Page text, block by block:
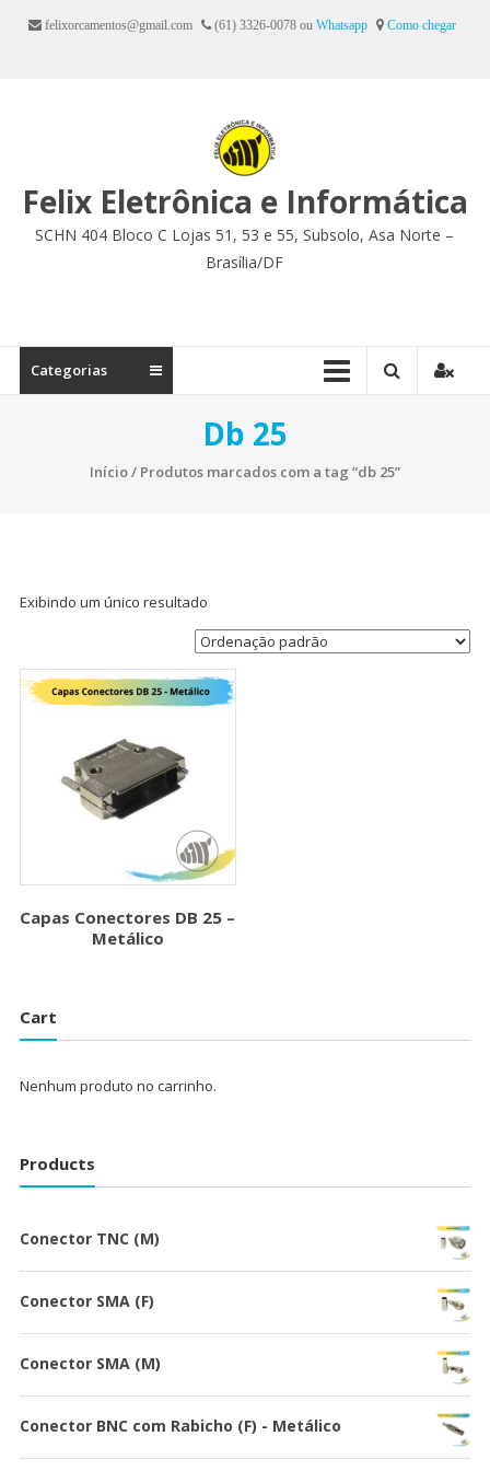
para
felixorcamentos@gmail.com (61) 3326-0078 ou Whatsapp Como chegar
Felix Eletrônica e Informática
SCHN 404 Bloco C Lojas 51, 53 e 55, Subsolo, Asa Norte –
Brasília/DF
Categorias
Db 25
Início/ Produtos marcados com a tag “db 25”
Exibindo um único resultado
Capas Conectores DB 25 –
Metálico
Cart
Nenhum produto no carrinho.
Products
Conector TNC (M)
Conector SMA (F)
Conector SMA (M)
Conector BNC com Rabicho (F) - Metálico